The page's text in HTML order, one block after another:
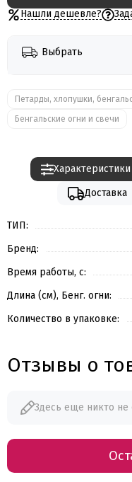
Нашли дешевле?
Выбрать
Петарды, хлопушки,
Бенгальские огни и свечи
Характеристики
Доставка
ТИП:
Бренд:
Время работы, с:
Длина (см), Бенг. огни:
Количество в упаковке:
Отзывы о
Здесь еще никто не